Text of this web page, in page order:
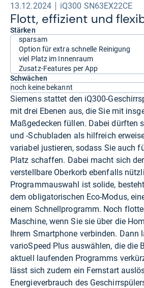
13.12.2024 iQ300 SN63EX22CE
Flott, effi­zi­ent und
Stärken
sparsam
Option für extra schnelle Reinigung
viel Platz im Innenraum
Zusatz-Features per App
Schwächen
noch keine bekannt
Siemens stattet den iQ300-
mit drei Ebenen aus, die Sie mit
Maßgedecken füllen. Dabei dürften
und -Schubladen als hilfreich
variabel justieren, sodass Sie auch
Platz schaffen. Dabei macht sich
verstellbare Oberkorb ebenfalls
Programmauswahl ist solide,
dem obligatorischen Eco-Modus,
einem Schnellprogramm. Noch
Maschine, wenn Sie sie über die
Ihrem Smartphone verbinden. Dann
varioSpeed Plus auswählen, die die
aktuell laufenden Programms
lässt sich zudem ein Fernstart
Energieverbrauch des